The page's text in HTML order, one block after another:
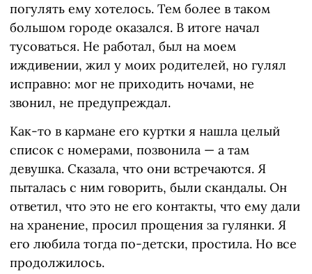
погулять ему хотелось. Тем более в таком
большом городе оказался. В итоге начал
тусоваться. Не работал, был на моем
иждивении, жил у моих родителей, но гулял
исправно: мог не приходить ночами, не
звонил, не предупреждал.
Как-то в кармане его куртки я нашла целый
список с номерами, позвонила — а там
девушка. Сказала, что они встречаются. Я
пыталась с ним говорить, были скандалы. Он
ответил, что это не его контакты, что ему дали
на хранение, просил прощения за гулянки. Я
его любила тогда по-детски, простила. Но все
продолжилось.